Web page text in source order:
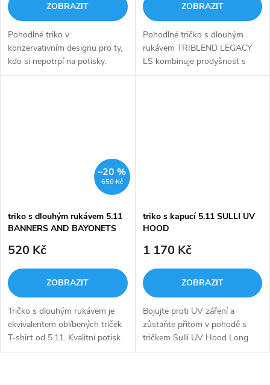
ZOBRAZIT
Pohodlné triko v
konzervativním designu pro ty,
kdo si nepotrpí na potisky.
ZOBRAZIT
Pohodlné tričko s dlouhým
rukávem TRIBLEND LEGACY
LS kombinuje prodyšnost s
vlastnostmi odvádějícími
650 Kč
–20 %
triko s dlouhým rukávem 5.11
BANNERS AND BAYONETS
520 Kč
ZOBRAZIT
Tričko s dlouhým rukávem je
ekvivalentem oblíbených triček
T-shirt od 5.11. Kvalitní potisk
bude dlouho odolávat oprání.
triko s kapucí 5.11 SULLI UV
HOOD
1 170 Kč
ZOBRAZIT
Bojujte proti UV záření a
zůstaňte přitom v pohodě s
tričkem Sulli UV Hood Long
Sleeve